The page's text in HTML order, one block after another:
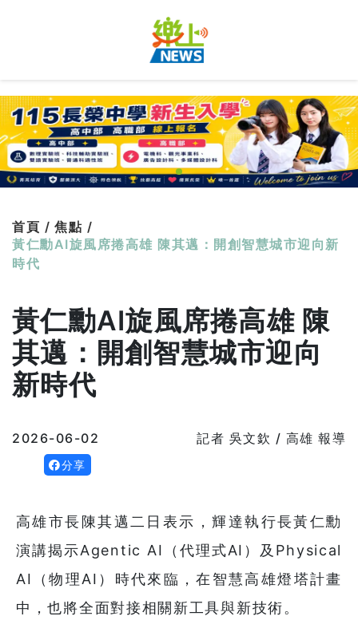
首頁 / 焦點 /
黃仁勳AI旋風席捲高雄 陳其邁：開創智慧城市迎向新
時代
黃仁勳AI旋風席捲高雄 陳
其邁：開創智慧城市迎向
新時代
2026-06-02 記者 吳文欽 / 高雄 報導
分享
高雄市長陳其邁二日表示，輝達執行長黃仁勳
演講揭示Agentic AI（代理式AI）及Physical
AI（物理AI）時代來臨，在智慧高雄燈塔計畫
中，也將全面對接相關新工具與新技術。